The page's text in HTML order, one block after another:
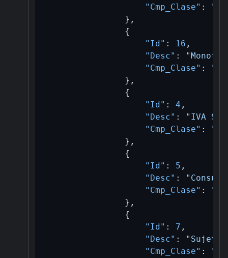
"Cmp_Clase" :
"A/
} ,
{
"Id" : 16 ,
"Desc" :
"Cmp_Clase" :
"A/
} ,
{
"Id" : 4 ,
"Desc" :
"IVA
"Cmp_Clase" :
"B/
} ,
{
"Id" : 5 ,
"Desc" :
"Cmp_Clase" :
"B/
} ,
{
"Id" : 7 ,
"Desc" :
"Sujeto
"Cmp_Clase" :
"B/